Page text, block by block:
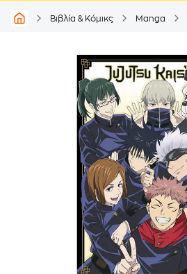
Βιβλία & Κόμικς Manga